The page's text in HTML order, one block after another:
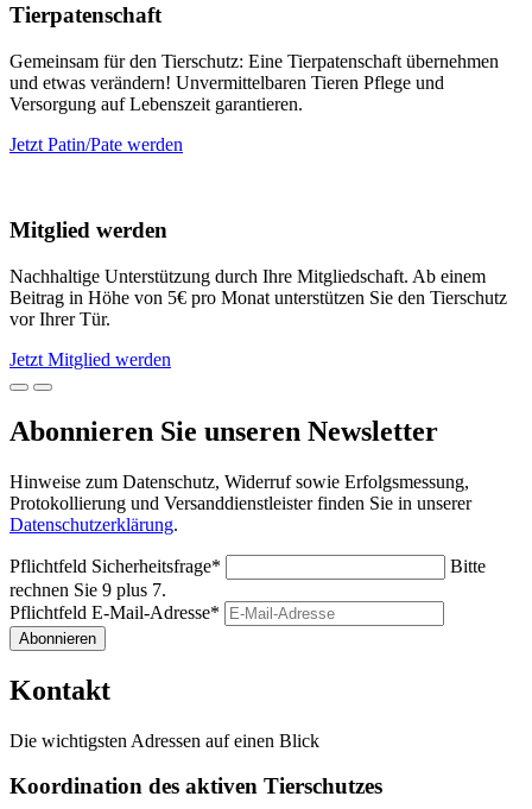
Tierpatenschaft
Gemeinsam für den Tierschutz: Eine Tierpatenschaft übernehmen
und etwas verändern! Unvermittelbaren Tieren Pflege und
Versorgung auf Lebenszeit garantieren.
Jetzt Patin/Pate werden
Mitglied werden
Nachhaltige Unterstützung durch Ihre Mitgliedschaft. Ab einem
Beitrag in Höhe von 5€ pro Monat unterstützen Sie den Tierschutz
vor Ihrer Tür.
Jetzt Mitglied werden
Abonnieren Sie unseren Newsletter
Hinweise zum Datenschutz, Widerruf sowie Erfolgsmessung,
Protokollierung und Versanddienstleister finden Sie in unserer
Datenschutzerklärung.
Pflichtfeld Sicherheitsfrage*
Bitte
rechnen Sie 9 plus 7.
Pflichtfeld E-Mail-Adresse*
Abonnieren
Kontakt
Die wichtigsten Adressen auf einen Blick
Koordination des aktiven Tierschutzes